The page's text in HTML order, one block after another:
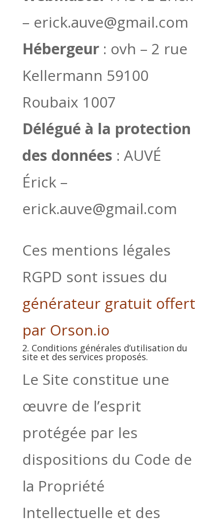
– erick.auve@gmail.com
Hébergeur: ovh – 2 rue
Kellermann 59100
Roubaix 1007
Délégué à la protection
des données : AUVÉ
Érick –
erick.auve@gmail.com
Ces mentions légales
RGPD sont issues du
générateur gratuit offert
par Orson.io
2. Conditions générales d’utilisation du
site et des services proposés.
Le Site constitue une
œuvre de l’esprit
protégée par les
dispositions du Code de
la Propriété
Intellectuelle et des